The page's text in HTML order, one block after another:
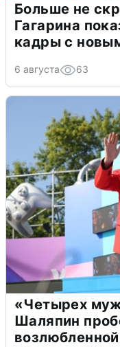
Больше не
Гагарина
кадры с
6 августа 63
«Четырех
Шаляпин
возлюбленной